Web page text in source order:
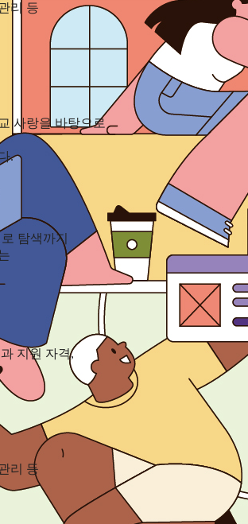
리 등
사랑을 바탕으로
.
탐색까지
지원 자격,
리 등